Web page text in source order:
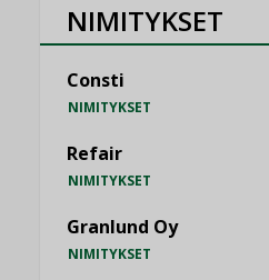
NIMITYKSET
Consti
NIMITYKSET
Refair
NIMITYKSET
Granlund Oy
NIMITYKSET